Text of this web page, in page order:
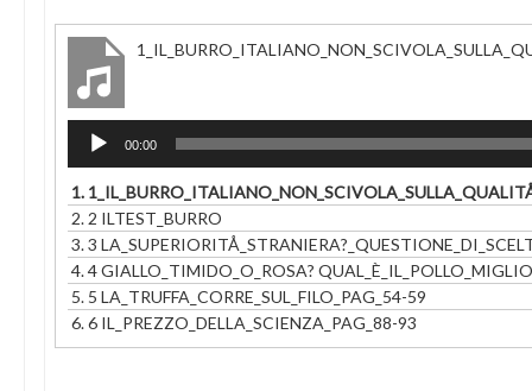
Audio
Player
00:00
1.
2. 2 ILTEST_BURRO
3.3
4.4 GIALLO_TIMIDO_O_ROSA?
5. 5 LA_TRUFFA_CORRE_SUL_FILO_PAG_54-59
6.6 IL_PREZZO_DELLA_SCIENZA_PAG_88-93